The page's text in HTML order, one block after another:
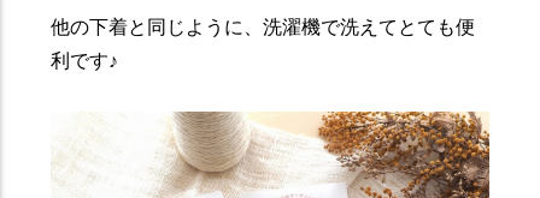
他の下着と同じように、洗濯機で洗えてとても便
利です♪